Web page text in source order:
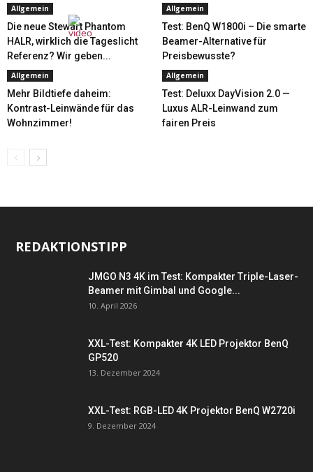
Allgemein
Die neue Stewart Phantom
HALR, wirklich die Tageslicht
Referenz? Wir geben...
Allgemein
Test: BenQ W1800i – Die smarte
Beamer-Alternative für
Preisbewusste?
Allgemein
Mehr Bildtiefe daheim:
Kontrast-Leinwände für das
Wohnzimmer!
Allgemein
Test: Deluxx DayVision 2.0 —
Luxus ALR-Leinwand zum
fairen Preis
REDAKTIONSTIPP
JMGO N3 4K im Test: Kompakter Triple-Laser-
Beamer mit Gimbal und Google...
10. April 2026
XXL-Test: Kompakter 4K LED Projektor BenQ
GP520
13. Dezember 2024
XXL-Test: RGB-LED 4K Projektor BenQ W2720i
9. Dezember 2024